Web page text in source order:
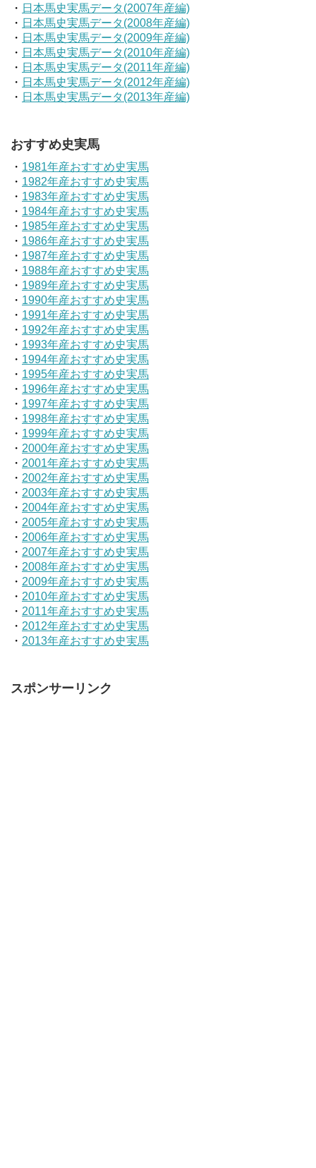
・ 日本馬史実馬データ(2007年産編)
・ 日本馬史実馬データ(2008年産編)
・ 日本馬史実馬データ(2009年産編)
・ 日本馬史実馬データ(2010年産編)
・ 日本馬史実馬データ(2011年産編)
・ 日本馬史実馬データ(2012年産編)
・ 日本馬史実馬データ(2013年産編)
おすすめ史実馬
・ 1981年産おすすめ史実馬
・ 1982年産おすすめ史実馬
・ 1983年産おすすめ史実馬
・ 1984年産おすすめ史実馬
・ 1985年産おすすめ史実馬
・ 1986年産おすすめ史実馬
・ 1987年産おすすめ史実馬
・ 1988年産おすすめ史実馬
・ 1989年産おすすめ史実馬
・ 1990年産おすすめ史実馬
・ 1991年産おすすめ史実馬
・ 1992年産おすすめ史実馬
・ 1993年産おすすめ史実馬
・ 1994年産おすすめ史実馬
・ 1995年産おすすめ史実馬
・ 1996年産おすすめ史実馬
・ 1997年産おすすめ史実馬
・ 1998年産おすすめ史実馬
・ 1999年産おすすめ史実馬
・ 2000年産おすすめ史実馬
・ 2001年産おすすめ史実馬
・ 2002年産おすすめ史実馬
・ 2003年産おすすめ史実馬
・ 2004年産おすすめ史実馬
・ 2005年産おすすめ史実馬
・ 2006年産おすすめ史実馬
・ 2007年産おすすめ史実馬
・ 2008年産おすすめ史実馬
・ 2009年産おすすめ史実馬
・ 2010年産おすすめ史実馬
・ 2011年産おすすめ史実馬
・ 2012年産おすすめ史実馬
・ 2013年産おすすめ史実馬
スポンサーリンク